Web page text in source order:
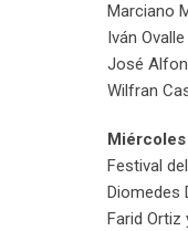
Marciano
Iván Ovalle
José
Wilfran
Festival
Diomedes
Farid Ortiz